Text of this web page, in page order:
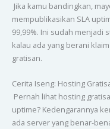
Jika kamu bandingkan,
mempublikasikan SLA
99,99%. Ini sudah menjadi
kalau ada yang berani
gratisan.
Cerita Iseng: Hosting
Pernah lihat hosting
uptime? Kedengarannya
ada server yang benar-